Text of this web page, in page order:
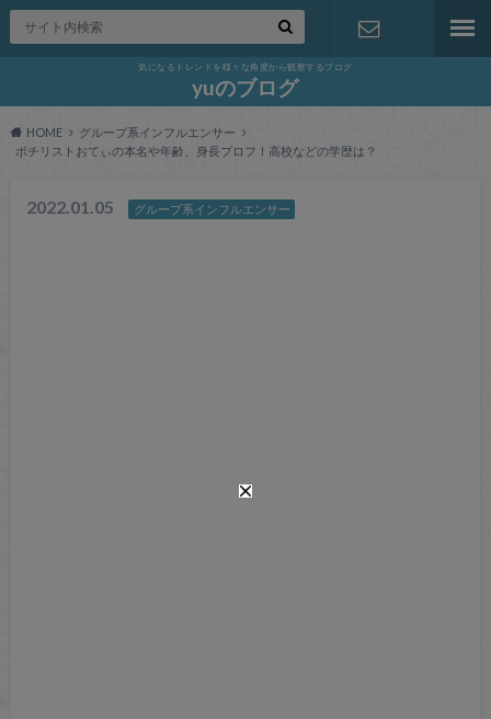
気になるトレンドを様々な角度から観察するブログ
yuのブログ
HOME
グループ系インフルエンサー
ボチリストおてぃの本名や年齢、身長プロフ！高校などの学歴は？
2022.01.05 グループ系インフルエンサー